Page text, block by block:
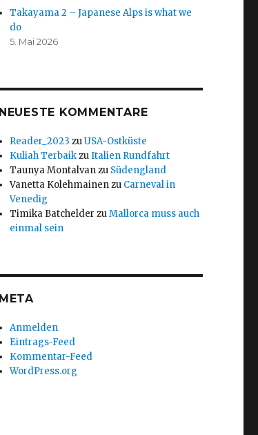
Takayama 2 – Japanese Alps is what we
do
5. Mai 2026
NEUESTE KOMMENTARE
Reader_2023 zuUSA-Ostküste
Kuliah TerbaikzuItalien Rundfahrt
Taunya Montalvanzu Südengland
Vanetta Kolehmainenzu Carneval in
Venedig
Timika Batchelder zuMallorca muss auch
einmal sein
META
Anmelden
Eintrags-Feed
Kommentar-Feed
WordPress.org